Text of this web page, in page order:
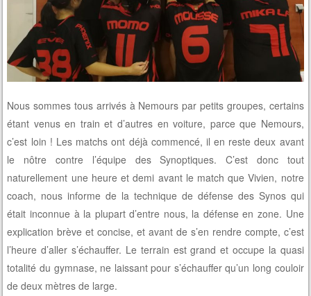
Nous sommes tous arrivés à Nemours par petits groupes, certains
étant venus en train et d’autres en voiture, parce que Nemours,
c’est loin ! Les matchs ont déjà commencé, il en reste deux avant
le nôtre contre l’équipe des Synoptiques. C’est donc tout
naturellement une heure et demi avant le match que Vivien, notre
coach, nous informe de la technique de défense des Synos qui
était inconnue à la plupart d’entre nous, la défense en zone. Une
explication brève et concise, et avant de s’en rendre compte, c’est
l’heure d’aller s’échauffer. Le terrain est grand et occupe la quasi
totalité du gymnase, ne laissant pour s’échauffer qu’un long couloir
de deux mètres de large.